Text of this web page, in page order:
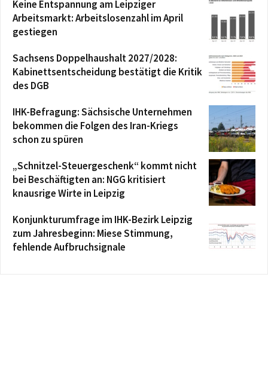
Keine Entspannung am Leipziger
Arbeitsmarkt: Arbeitslosenzahl im April
gestiegen
Sachsens Doppelhaushalt 2027/2028:
Kabinettsentscheidung bestätigt die Kritik
des DGB
IHK-Befragung: Sächsische Unternehmen
bekommen die Folgen des Iran-Kriegs
schon zu spüren
„Schnitzel-Steuergeschenk“ kommt nicht
bei Beschäftigten an: NGG kritisiert
knausrige Wirte in Leipzig
Konjunkturumfrage im IHK-Bezirk Leipzig
zum Jahresbeginn: Miese Stimmung,
fehlende Aufbruchsignale